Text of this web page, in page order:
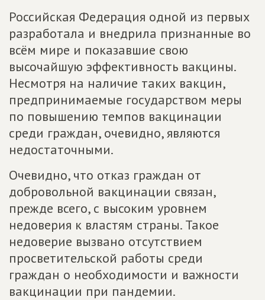
Российская Федерация одной из первых
разработала и внедрила признанные во
всём мире и показавшие свою
высочайшую эффективность вакцины.
Несмотря на наличие таких вакцин,
предпринимаемые государством меры
по повышению темпов вакцинации
среди граждан, очевидно, являются
недостаточными.
Очевидно, что отказ граждан от
добровольной вакцинации связан,
прежде всего, с высоким уровнем
недоверия к властям страны. Такое
недоверие вызвано отсутствием
просветительской работы среди
граждан о необходимости и важности
вакцинации при пандемии.